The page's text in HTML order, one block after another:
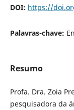
DOI: https://
Palavras-chave:
Resumo
Profa. Dra. Zoia
pesquisadora da